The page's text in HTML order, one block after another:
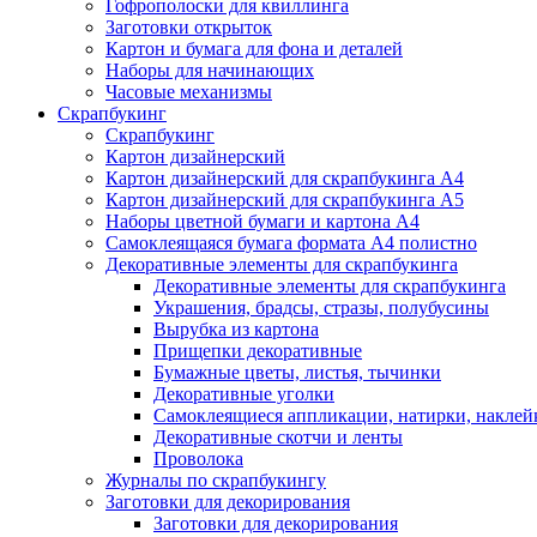
Гофрополоски для квиллинга
Заготовки открыток
Картон и бумага для фона и деталей
Наборы для начинающих
Часовые механизмы
Скрапбукинг
Скрапбукинг
Картон дизайнерский
Картон дизайнерский для скрапбукинга А4
Картон дизайнерский для скрапбукинга А5
Наборы цветной бумаги и картона А4
Самоклеящаяся бумага формата А4 полистно
Декоративные элементы для скрапбукинга
Декоративные элементы для скрапбукинга
Украшения, брадсы, стразы, полубусины
Вырубка из картона
Прищепки декоративные
Бумажные цветы, листья, тычинки
Декоративные уголки
Самоклеящиеся аппликации, натирки,
Декоративные скотчи и ленты
Проволока
Журналы по скрапбукингу
Заготовки для декорирования
Заготовки для декорирования